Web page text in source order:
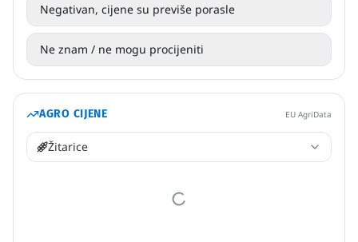
Negativan, cijene su previše porasle
Ne znam / ne mogu procijeniti
AGRO CIJENE EU AgriData
Žitarice